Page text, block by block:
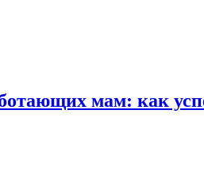
мам: как